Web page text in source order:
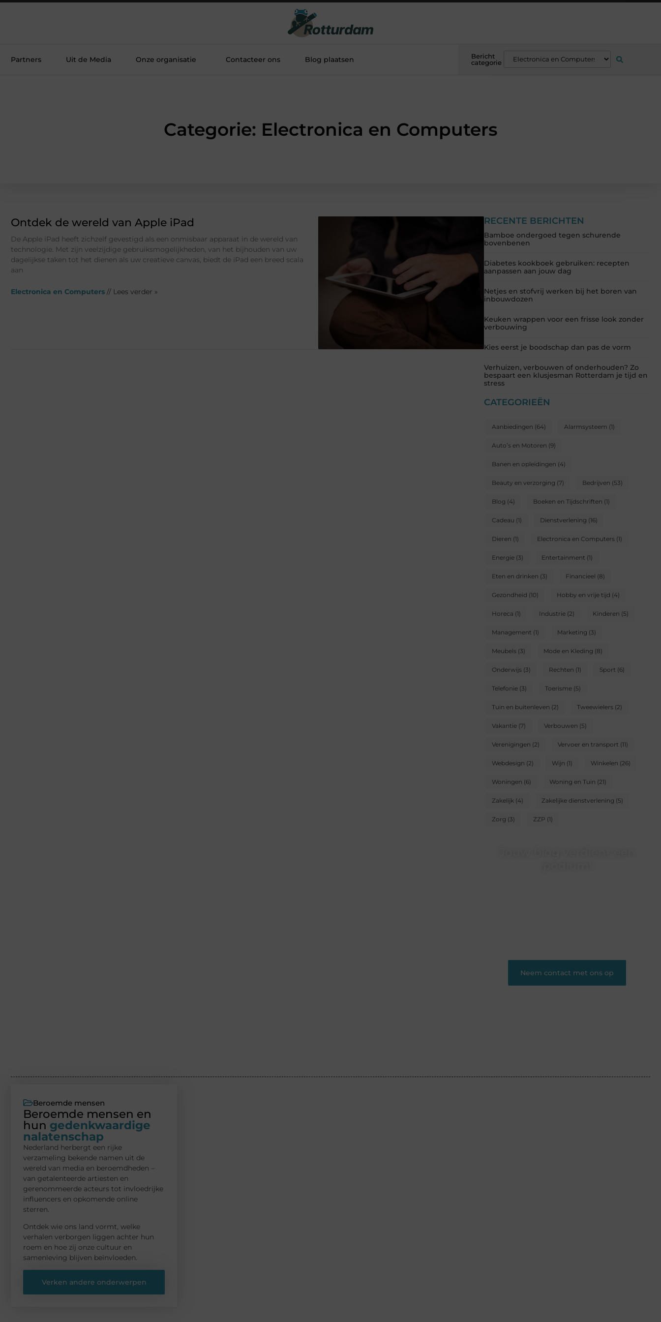
Partners Uit de Media Onze organisatie Contacteer ons Blog plaatsen
Bericht
categorie
Categorie: Electronica en Computers
RECENTE BERICHTEN
Bamboe ondergoed tegen schurende
bovenbenen
Diabetes kookboek gebruiken: recepten
aanpassen aan jouw dag
Netjes en stofvrij werken bij het boren van
inbouwdozen
Keuken wrappen voor een frisse look zonder
verbouwing
Kies eerst je boodschap dan pas de vorm
Verhuizen, verbouwen of onderhouden? Zo
bespaart een klusjesman Rotterdam je tijd en
stress
CATEGORIEËN
Aanbiedingen (64) Alarmsysteem (1)
Auto’s en Motoren (9)
Banen en opleidingen (4)
Beauty en verzorging (7) Bedrijven (53)
Blog (4) Boeken en Tijdschriften (1)
Cadeau (1) Dienstverlening (16)
Dieren (1) Electronica en Computers (1)
Energie (3) Entertainment (1)
Eten en drinken (3) Financieel (8)
Gezondheid (10) Hobby en vrije tijd (4)
Horeca (1) Industrie (2) Kinderen (5)
Management (1) Marketing (3)
Meubels (3) Mode en Kleding (8)
Onderwijs (3) Rechten (1) Sport (6)
Telefonie (3) Toerisme (5)
Tuin en buitenleven (2) Tweewielers (2)
Vakantie (7) Verbouwen (5)
Verenigingen (2) Vervoer en transport (11)
Webdesign (2) Wijn (1) Winkelen (26)
Woningen (6) Woning en Tuin (21)
Zakelijk (4) Zakelijke dienstverlening (5)
Zorg (3) ZZP (1)
Neem contact met ons op
Ontdek de wereld van Apple iPad
De Apple iPad heeft zichzelf gevestigd als een onmisbaar apparaat in de wereld van
technologie. Met zijn veelzijdige gebruiksmogelijkheden, van het bijhouden van uw
dagelijkse taken tot het dienen als uw creatieve canvas, biedt de iPad een breed scala
aan
Electronica en Computers // Lees verder »
Beroemde mensen
Beroemde mensen en
hun gedenkwaardige
nalatenschap
Nederland herbergt een rijke
verzameling bekende namen uit de
wereld van media en beroemdheden –
van getalenteerde artiesten en
gerenommeerde acteurs tot invloedrijke
influencers en opkomende online
sterren.
Ontdek wie ons land vormt, welke
verhalen verborgen liggen achter hun
roem en hoe zij onze cultuur en
samenleving blijven beïnvloeden.
Verken andere onderwerpen